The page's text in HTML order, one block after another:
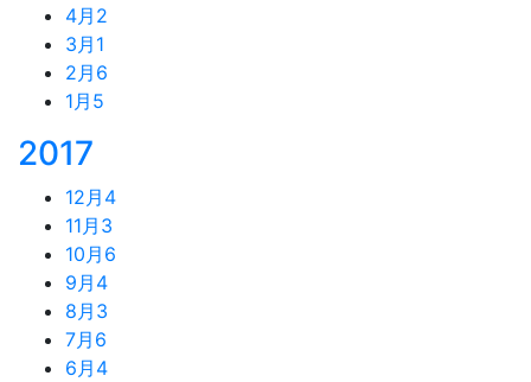
4月 2
3月 1
2月 6
1月 5
2017
12月 4
11月 3
10月 6
9月 4
8月 3
7月 6
6月 4